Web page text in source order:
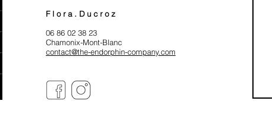
F l o r a . D u c r o z
06 86 02 38 23
Chamonix-Mont-Blanc
contact@the-endorphin-company.com